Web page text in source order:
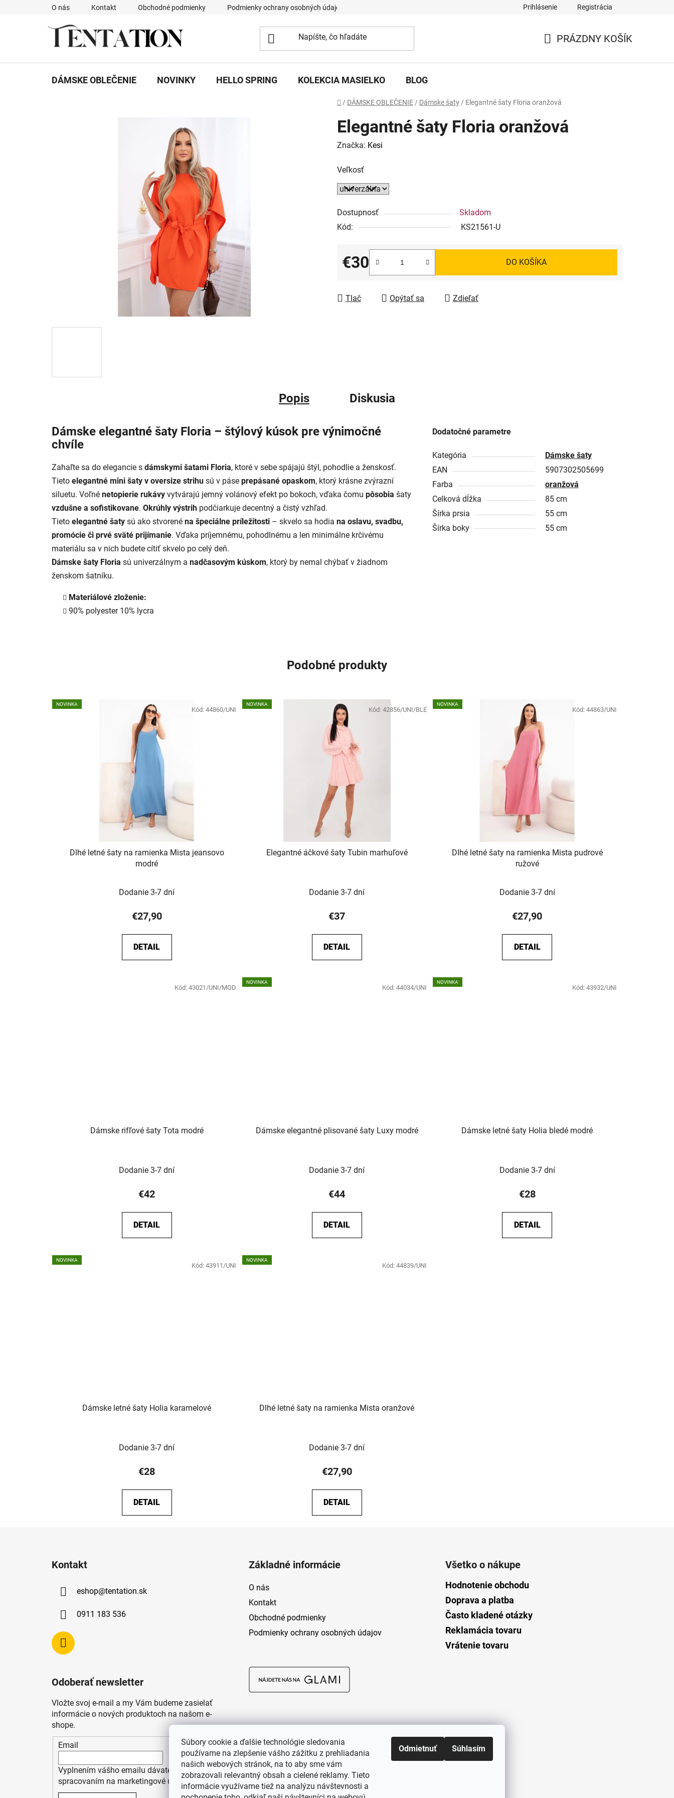
Súbory cookie a ďalšie technológie sledovania
používame na zlepšenie vášho zážitku z prehliadania
našich webových stránok, na to aby sme vám
zobrazovali relevantný obsah a cielené reklamy. Tieto
informácie využívame tiež na analýzu návštevnosti a
Odmietnuť Súhlasím
O nás Kontakt Obchodné podmienky Podmienky ochrany osobných údajov Prihlásenie Registrácia
PRÁZDNY KOŠÍK
DÁMSKE OBLEČENIE NOVINKY HELLO SPRING KOLEKCIA MASIELKO BLOG
Domov
/ DÁMSKE OBLEČENIE / Dámske šaty / Elegantné šaty Floria oranžová
Elegantné šaty Floria oranžová
Značka: Kesi
Veľkosť
Dostupnosť
Skladom
Kód:
KS21561-U
€30
Jednotková cena:
DO KOŠÍKA
Tlač Opýtať sa Zdieľať
Popis Diskusia
Dámske elegantné šaty Floria – štýlový kúsok pre výnimočné
chvíle
Zahaľte sa do elegancie s dámskymi šatami Floria, ktoré v sebe spájajú štýl, pohodlie a ženskosť.
Tieto elegantné mini šaty v oversize strihu sú v páse prepásané opaskom, ktorý krásne zvýrazní
siluetu. Voľné netopierie rukávy vytvárajú jemný volánový efekt po bokoch, vďaka čomu pôsobia šaty
vzdušne a sofistikovane. Okrúhly výstrih podčiarkuje decentný a čistý vzhľad.
Tieto elegantné šaty sú ako stvorené na špeciálne príležitosti – skvelo sa hodia na oslavu, svadbu,
promócie či prvé sväté prijímanie. Vďaka príjemnému, pohodlnému a len minimálne krčivému
materiálu sa v nich budete cítiť skvelo po celý deň.
Dámske šaty Floria sú univerzálnym a nadčasovým kúskom, ktorý by nemal chýbať v žiadnom
ženskom šatníku.
Materiálové zloženie:
90% polyester 10% lycra
Dodatočné parametre
Kategória
Dámske šaty
EAN
5907302505699
Farba
oranžová
Celková dĺžka
85 cm
Šírka prsia
55 cm
Šírka boky
55 cm
Podobné produkty
NOVINKA
Dlhé letné šaty na ramienka Mista jeansovo
modré
Dodanie 3-7 dní
€27,90
DETAIL
Kód:44860/UNI
NOVINKA
Elegantné áčkové šaty Tubin marhuľové
Dodanie 3-7 dní
€37
DETAIL
Kód: 42856/UNI/BLE
NOVINKA
Dlhé letné šaty na ramienka Mista pudrové
ružové
Dodanie 3-7 dní
€27,90
DETAIL
Kód: 44863/UNI
Dámske rifľové šaty Tota modré
Dodanie 3-7 dní
€42
DETAIL
Kód:43021/UNI/MOD
NOVINKA
Dámske elegantné plisované šaty Luxy modré
Dodanie 3-7 dní
€44
DETAIL
Kód: 44034/UNI
NOVINKA
Dámske letné šaty Holia bledé modré
Dodanie 3-7 dní
€28
DETAIL
Kód: 43932/UNI
NOVINKA
Dámske letné šaty Holia karamelové
Dodanie 3-7 dní
€28
DETAIL
Kód:43911/UNI
NOVINKA
Dlhé letné šaty na ramienka Mista oranžové
Dodanie 3-7 dní
€27,90
DETAIL
Kód: 44839/UNI
Kontakt
eshop@tentation.sk
0911 183 536
Základné informácie
O nás
Kontakt
Obchodné podmienky
Podmienky ochrany osobných údajov
Všetko o nákupe
Hodnotenie obchodu
Doprava a platba
Často kladené otázky
Reklamácia tovaru
Vrátenie tovaru
Odoberať newsletter
Vložte svoj e-mail a my Vám budeme zasielať
informácie o nových produktoch na našom e-
shope.
Email
Vyplnením vášho emailu dávate súhlas so
spracovaním na marketingové účely